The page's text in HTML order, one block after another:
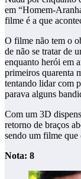
em “Homem-
filme é a que
O filme não tem o
de não se tratar de
enquanto herói em
primeiros quarenta
tentando lidar com
parava alguns
Com um 3D
retorno de braços
sendo um filme que
Nota: 8